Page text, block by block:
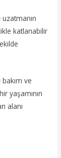
katlanabilir
ve
yaşamının
alanı